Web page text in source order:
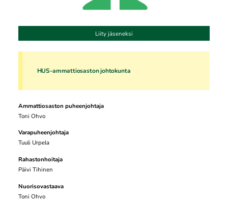
Liity jäseneksi
HUS-ammattiosaston johtokunta
Ammattiosaston puheenjohtaja
Toni Ohvo
Varapuheenjohtaja
Tuuli Urpela
Rahastonhoitaja
Päivi Tihinen
Nuorisovastaava
Toni Ohvo